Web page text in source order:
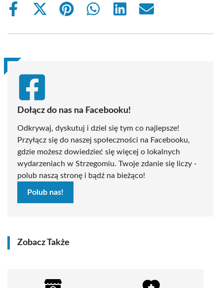
Share
Share
(Twitter)
Share
Share
Share
Share
Dołącz do nas na Facebooku!
Odkrywaj, dyskutuj i dziel się tym co najlepsze!
Przyłącz się do naszej społeczności na Facebooku,
gdzie możesz dowiedzieć się więcej o lokalnych
wydarzeniach w Strzegomiu. Twoje zdanie się liczy -
polub naszą stronę i bądź na bieżąco!
Polub nas!
Zobacz Także